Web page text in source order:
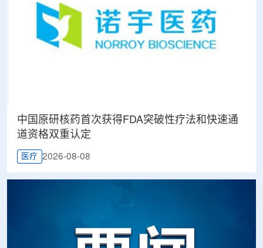
中国原研核药首次获得FDA突破性疗法和快速通
道资格双重认定
医疗 2026-08-08